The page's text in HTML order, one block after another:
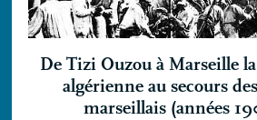
De Tizi Ouzou à Marseille
algérienne au secours
marseillais (années